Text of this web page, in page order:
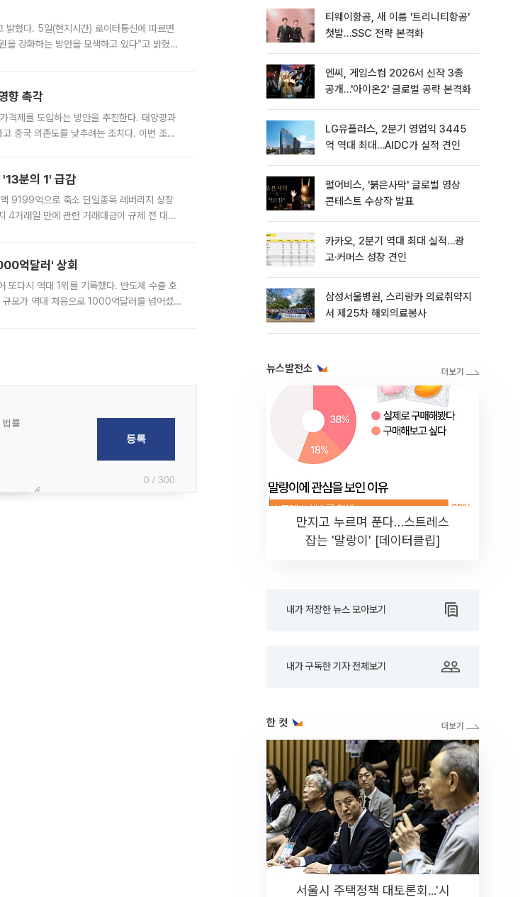
신에 따르면
강화하는 방안을 모색하고 있다”고 밝혔다.
향 촉각
격제를 도입하는 방안을 추진한다. 태양광과
중국 의존도를 낮추려는 조치다. 이번 조처
분의 1' 급감
9199억으로 축소 단일종목 레버리지 상장
4거래일 만에 관련 거래대금이 규제 전 대비
억달러' 상회
다시 역대 1위를 기록했다. 반도체 수출 호
모가 역대 처음으로 1000억달러를 넘어섰
0 / 300
티웨이항공, 새 이름 '트리니티항공'
첫발…SSC 전략 본격화
엔씨, 게임스컴 2026서 신작 3종
공개…'아이온2' 글로벌 공략 본격화
LG유플러스, 2분기 영업익 3445
억 역대 최대…AIDC가 실적 견인
펄어비스, '붉은사막' 글로벌 영상
콘테스트 수상작 발표
카카오, 2분기 역대 최대 실적…광
고·커머스 성장 견인
삼성서울병원, 스리랑카 의료취약지
서 제25차 해외의료봉사
뉴스발전소
만지고 누르며 푼다…스트레스
잡는 '말랑이' [데이터클립]
내가 저장한 뉴스 모아보기
내가 구독한 기자 전체보기
한 컷
서울시 주택정책 대토론회...'시